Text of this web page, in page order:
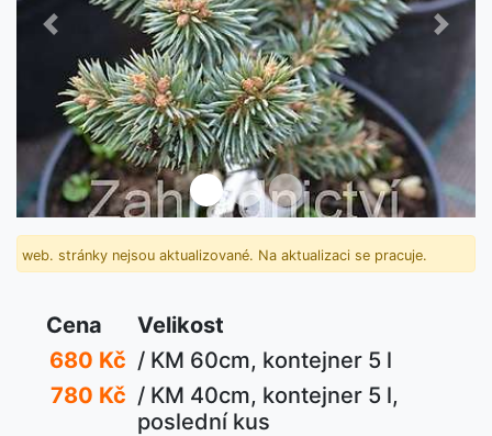
Předchozí Další
web. stránky nejsou aktualizované. Na aktualizaci se pracuje.
Cena
Velikost
680 Kč / KM 60cm, kontejner 5 l
780 Kč / KM 40cm, kontejner 5 l,
poslední kus